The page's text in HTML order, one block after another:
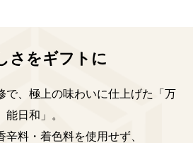
さをギフトに
で、極上の味わいに仕上げた「万
能日和」。
辛料・着色料を使用せず、